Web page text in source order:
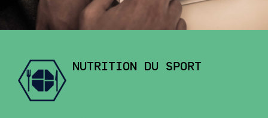
NUTRITION DU SPORT